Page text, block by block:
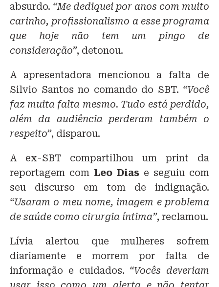
absurdo. “Me dediquei por anos com muito
carinho, profissionalismo a esse programa
que hoje não tem um pingo de
consideração”, detonou.
A apresentadora mencionou a falta de
Silvio Santos no comando do SBT. “Você
faz muita falta mesmo. Tudo está perdido,
além da audiência perderam também o
respeito”, disparou.
A ex-SBT compartilhou um print da
reportagem com Leo Dias e seguiu com
seu discurso em tom de indignação.
“Usaram o meu nome, imagem e problema
de saúde como cirurgia íntima”, reclamou.
Lívia alertou que mulheres sofrem
diariamente e morrem por falta de
informação e cuidados. “Vocês deveriam